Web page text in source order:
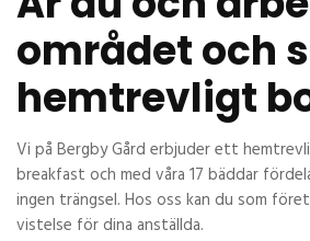
området och
hemtrevligt
Vi på Bergby Gård erbjuder ett
breakfast och med våra 17 bäddar
ingen trängsel. Hos oss kan du som
vistelse för dina anställda.